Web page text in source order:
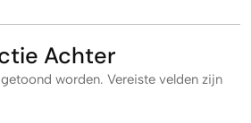
Achter
worden. Vereiste velden zijn